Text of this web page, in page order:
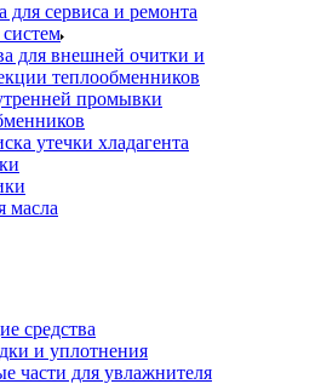
для сервиса и ремонта
для внешней очитки и
теплообменников
промывки
утечки хладагента
масла
средства
и уплотнения
части для увлажнителя